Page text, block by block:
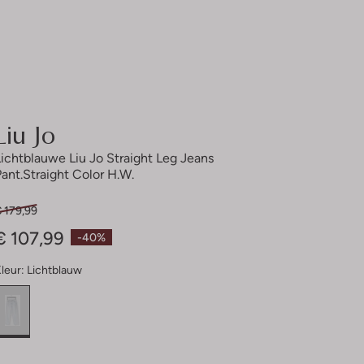
Jo
Liu Jo Straight Leg Jeans
Color H.w.
-40%
179,99
107,99
Lichtblauw